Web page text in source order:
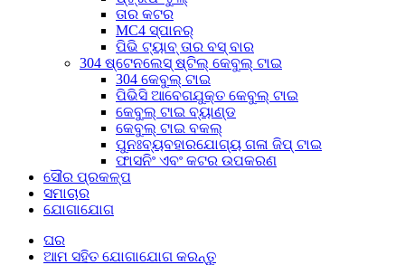
ତାର କଟର
MC4 ସ୍ପାନର୍
ପିଭି ଟ୍ୟାବ୍ ତାର ବସ୍ ବାର
304 ଷ୍ଟେନଲେସ୍ ଷ୍ଟିଲ୍ କେବୁଲ୍ ଟାଇ
304 କେବୁଲ୍ ଟାଇ
ପିଭିସି ଆବେଗଯୁକ୍ତ କେବୁଲ୍ ଟାଇ
କେବୁଲ୍ ଟାଇ ବ୍ୟାଣ୍ଡ
କେବୁଲ୍ ଟାଇ ବକଲ୍
ପୁନଃବ୍ୟବହାରଯୋଗ୍ୟ ଗଳା ଜିପ୍ ଟାଇ
ଫାସନିଂ ଏବଂ କଟର ଉପକରଣ
ସୌର ପ୍ରକଳ୍ପ
ସମାଚାର
ଯୋଗାଯୋଗ
ଘର
ଆମ ସହିତ ଯୋଗାଯୋଗ କରନ୍ତୁ